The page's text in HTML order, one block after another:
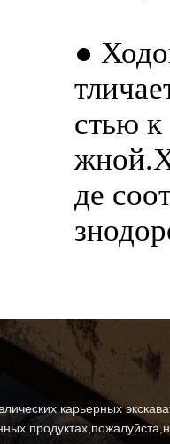
●
стью к
де
карьерных